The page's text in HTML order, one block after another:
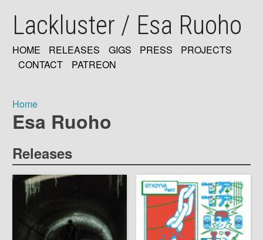
mainLackluster / Esa Ruoho
MAIN
HOME RELEASES GIGS PRESS
PROJECTS
CONTACT
PATREON
Breadcrumb
Home
Esa Ruoho
Releases